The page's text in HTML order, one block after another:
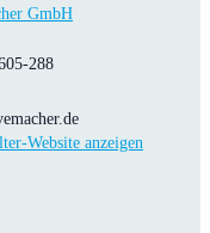
GmbH
288
Website anzeigen